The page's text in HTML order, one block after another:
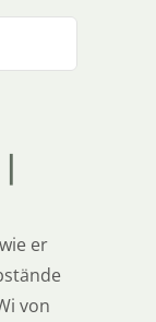
er
von